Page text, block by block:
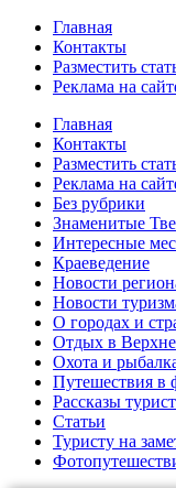
Главная
Контакты
Разместить
Реклама на
Главная
Контакты
Разместить
Реклама на
Без рубрики
Знаменитые
Интересные
Краеведение
Новости
Новости
О городах и
Отдых в
Охота и
Путешествия в
Рассказы
Статьи
Туристу на